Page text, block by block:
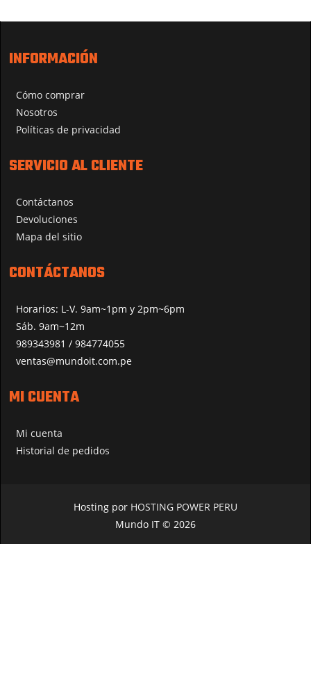
INFORMACIÓN
Cómo comprar
Nosotros
Políticas de privacidad
SERVICIO AL CLIENTE
Contáctanos
Devoluciones
Mapa del sitio
CONTÁCTANOS
Horarios: L-V. 9am~1pm y 2pm~6pm
Sáb. 9am~12m
989343981 / 984774055
ventas@mundoit.com.pe
MI CUENTA
Mi cuenta
Historial de pedidos
Hosting por HOSTING POWER PERU
Mundo IT © 2026